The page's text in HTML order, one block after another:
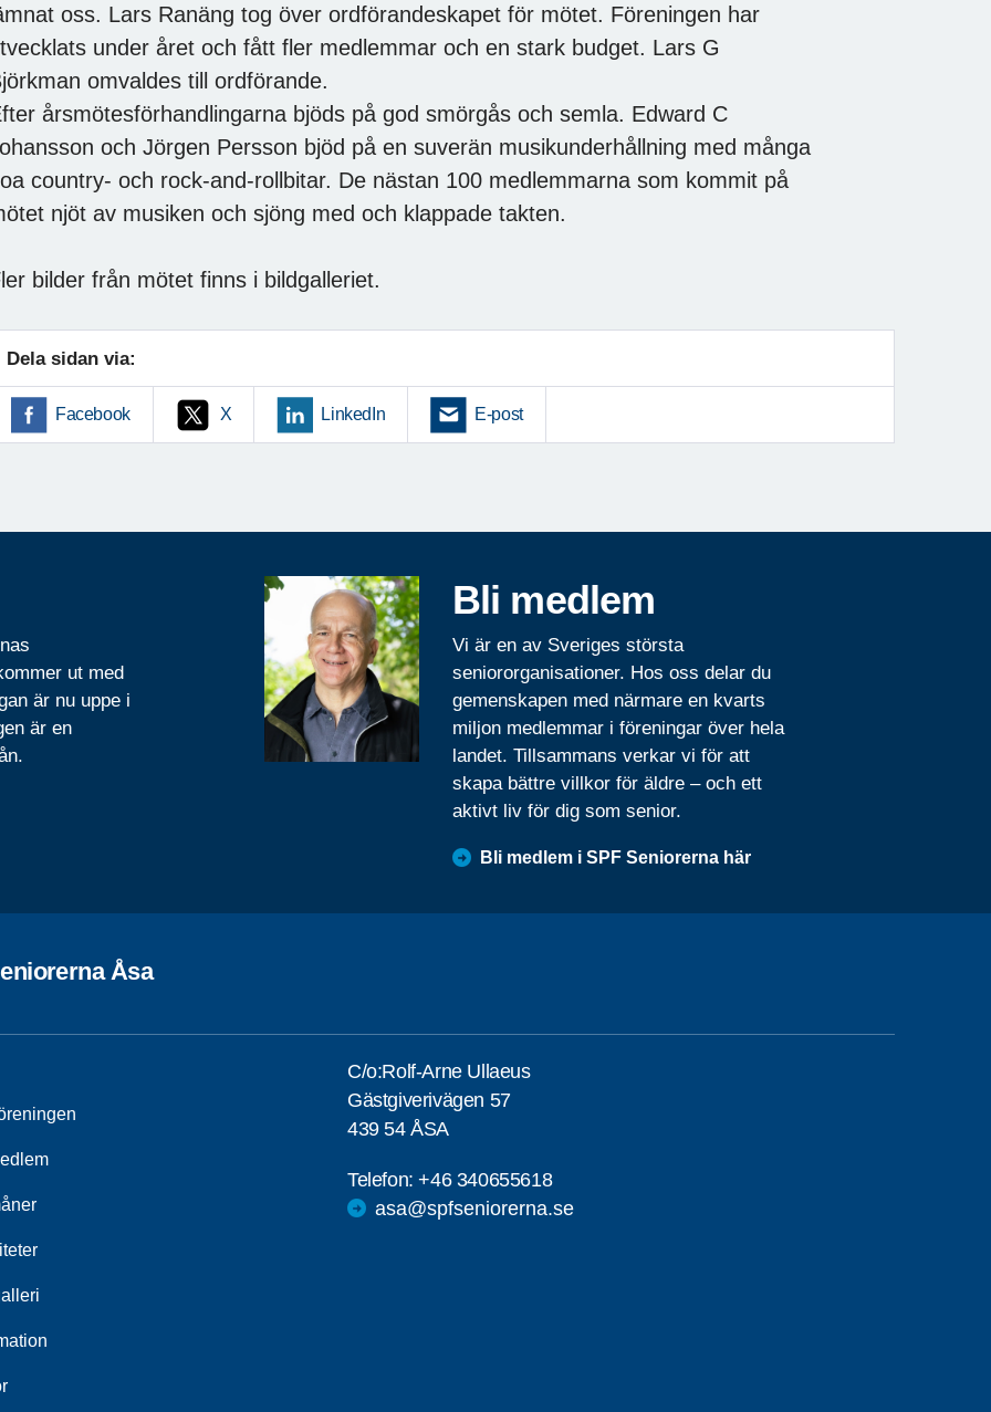
oss. Lars Ranäng tog över ordförandeskapet för mötet. Föreningen har
under året och fått fler medlemmar och en stark budget. Lars G
omvaldes till ordförande.
årsmötesförhandlingarna bjöds på god smörgås och semla. Edward C
och Jörgen Persson bjöd på en suverän musikunderhållning med många
country- och rock-and-rollbitar. De nästan 100 medlemmarna som kommit på
njöt av musiken och sjöng med och klappade takten.
bilder från mötet finns i bildgalleriet.
Dela sidan via:
Facebook X LinkedIn E-post
ut med
är nu uppe i
är en
Bli medlem
Vi är en av Sveriges största
seniororganisationer. Hos oss delar du
gemenskapen med närmare en kvarts
miljon medlemmar i föreningar över hela
landet. Tillsammans verkar vi för att
skapa bättre villkor för äldre – och ett
aktivt liv för dig som senior.
Bli medlem i SPF Seniorerna här
Åsa
C/o:Rolf-Arne Ullaeus
Gästgiverivägen 57
439 54 ÅSA
Telefon:+46 340655618
asa@spfseniorerna.se